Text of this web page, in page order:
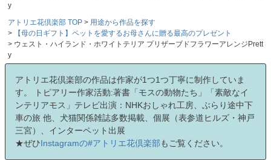
y
アトリエ花倶楽部 TOP
用途から作品を探す
【母の日ギフト】ペットを愛するお母さんに贈る最高のプレゼント
ウェスト・ハイランド・ホワイトテリア プリザーブドフラワーアレンジPrett
y
アトリエ花倶楽部の作品は作家が1つ1つ丁寧に制作していま
す。 トピアリー作家活動:著書「モスの動物たち」「素敵なイ
ンテリアモス」テレビ出演：NHKおしゃれ工房、ぶらり途中下
車の旅 他、犬猫関係雑誌多数掲載、個展（表参道ヒルズ・神戸
三宮）、インターペット出展
★ぜひInstagramの#アトリエ花倶楽部もご覧ください。